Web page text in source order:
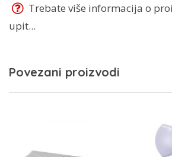
Trebate više informacija o
upit...
Povezani proizvodi